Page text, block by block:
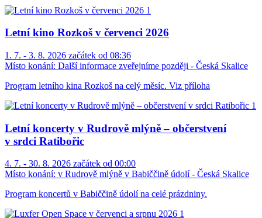
Letní kino Rozkoš v červenci 2026
1. 7. - 3. 8. 2026 začátek od 08:36
Místo konání: Další informace zveřejníme později - Česká Skalice
Program letního kina Rozkoš na celý měsíc. Viz příloha
Letní koncerty v Rudrově mlýně – občerstvení
v srdci Ratibořic
4. 7. - 30. 8. 2026 začátek od 00:00
Místo konání: v Rudrově mlýně v Babiččině údolí - Česká Skalice
Program koncertů v Babiččině údolí na celé prázdniny.